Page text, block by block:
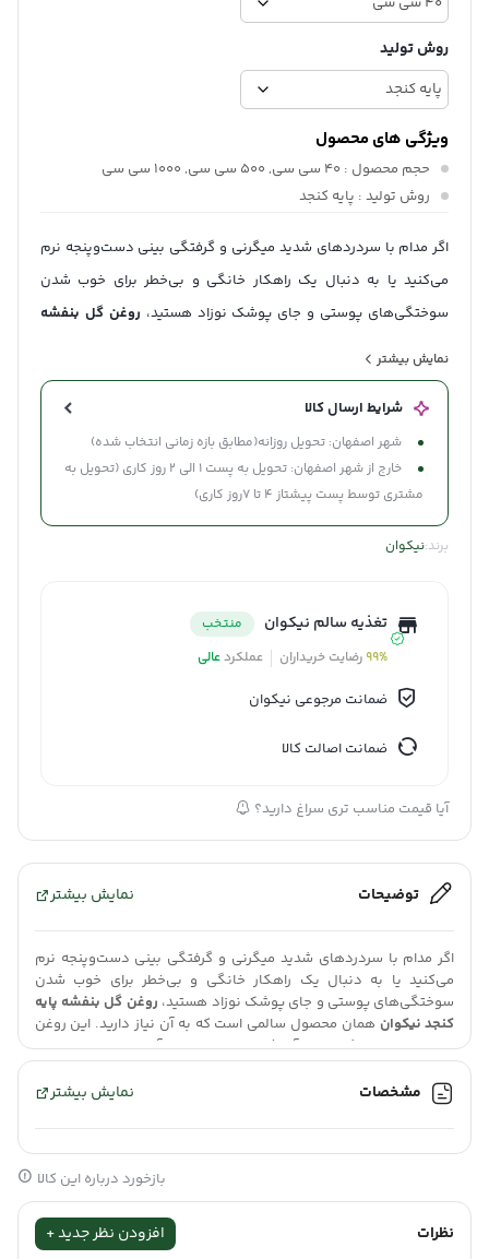
روش تولید
ویژگی های محصول
حجم محصول : 40 سی سی, 500 سی سی, 1000 سی سی
روش تولید : پایه کنجد
اگر مدام با سردردهای شدید میگرنی و گرفتگی بینی دست‌وپنجه نرم
می‌کنید یا به دنبال یک راهکار خانگی و بی‌خطر برای خوب شدن
سوختگی‌های پوستی و جای پوشک نوزاد هستید، روغن گل بنفشه
روغن بدون هیچ ماده شیمیایی، آرامش را به خانه‌تان می‌آورد.
نمایش بیشتر
شرایط ارسال کالا
شهر اصفهان: تحویل روزانه(مطابق بازه زمانی انتخاب شده)
خارج از شهر اصفهان: تحویل به پست 1 الی 2 روز کاری (تحویل به
مشتری توسط پست پیشتاز 4 تا 7روز کاری)
برند:نیکوان
تغذیه سالم نیکوان
منتخب
99%رضایت خریداران عملکردعالی
ضمانت مرجوعی نیکوان
ضمانت اصالت کالا
آیا قیمت مناسب تری سراغ دارید؟
توضیحات نمایش بیشتر
اگر مدام با سردردهای شدید میگرنی و گرفتگی بینی دست‌وپنجه نرم
می‌کنید یا به دنبال یک راهکار خانگی و بی‌خطر برای خوب شدن
سوختگی‌های پوستی و جای پوشک نوزاد هستید، روغن گل بنفشه پایه
کنجد نیکوان همان محصول سالمی است که به آن نیاز دارید. این روغن
بدون هیچ ماده شیمیایی، آرامش را به خانه‌تان می‌آورد.
وقتی سردردهای شدید و ضربان‌دار سراغ آدم میاد یا بینی آدم آن‌قدر
آدم از همه‌چیز کلافه می‌شه. برای حل این مشکل، نیازی به مصرف مدام
قرص‌های مسکن شیمیایی و پر از عوارض نیست. تجربه‌های خانگی و
علمی نشان داده که استفاده از روغن‌های گیاهی خالص و باکیفیت،
مشخصات نمایش بیشتر
بازخورد درباره این کالا
نظرات افزودن نظر جدید +